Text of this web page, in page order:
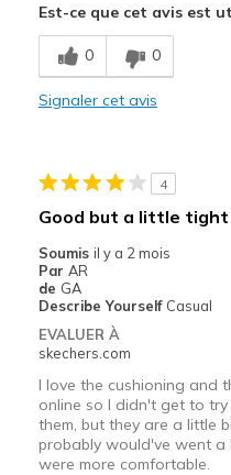
Stylish
Width
Feels
Sizing
Feels
Est-ce que cet avis est
0 0
Signaler cet avis
4
Good but a little
Soumis il y a 2 mois
Par AR
de GA
Describe Yourself Casual
EVALUER À
skechers.com
I love the cushioning and
online so I didn't get to
them, but they are a little
probably would've went
were more comfortable.